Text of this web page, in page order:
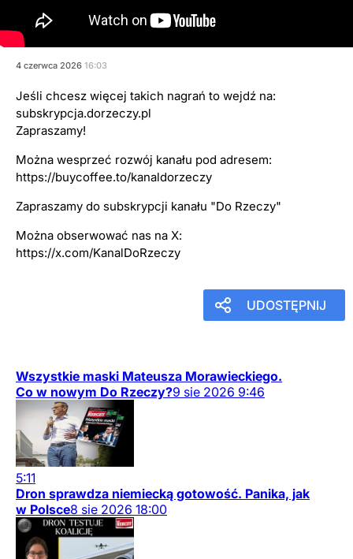
Ziemkiewicz: Zełenski działa
świadomie"
4 czerwca 2026 16:03
Jeśli chcesz więcej takich nagrań to wejdź na:
subskrypcja.dorzeczy.pl
Zapraszamy!
Można wesprzeć rozwój kanału pod adresem:
https://buycoffee.to/kanaldorzeczy
Zapraszamy do subskrypcji kanału "Do Rzeczy"
Można obserwować nas na X:
https://x.com/KanalDoRzeczy
UDOSTĘPNIJ
Wszystkie maski Mateusza Morawieckiego.
Co w nowym Do Rzeczy?9 sie 2026 9:46
5:11
Dron sprawdza niemiecką gotowość. Panika, jak
w Polsce8 sie 2026 18:00